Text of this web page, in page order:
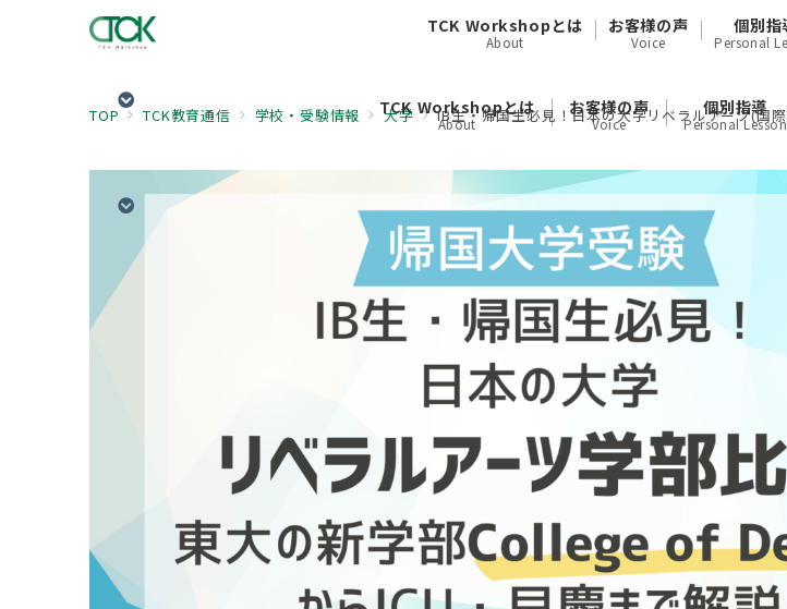
TCK Workshopとは
About
お客様の声
Voice
個別指導
Personal Lesson
TCK Workshopとは
About
お客様の声
Voice
個別指
Personal
TOP TCK教育通信 学校・受験情報 大学 IB生・帰国生必見！日本の大学リベラルアーツ(